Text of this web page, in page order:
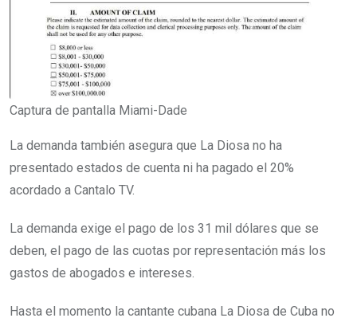
Captura de pantalla Miami-Dade
La demanda también asegura que La Diosa no ha
presentado estados de cuenta ni ha pagado el 20%
acordado a Cantalo TV.
La demanda exige el pago de los 31 mil dólares que se
deben, el pago de las cuotas por representación más los
gastos de abogados e intereses.
Hasta el momento la cantante cubana La Diosa de Cuba no